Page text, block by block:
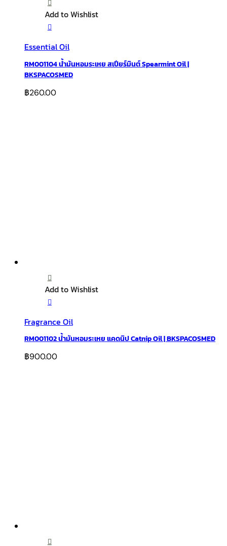
Add to Wishlist
Essential Oil
RM001104 น้ำมันหอมระเหย สเปียร์มินต์ Spearmint Oil |
BKSPACOSMED
฿260.00
Add to Wishlist
Fragrance Oil
RM001102 น้ำมันหอมระเหย แคดนิป Catnip Oil | BKSPACOSMED
฿900.00